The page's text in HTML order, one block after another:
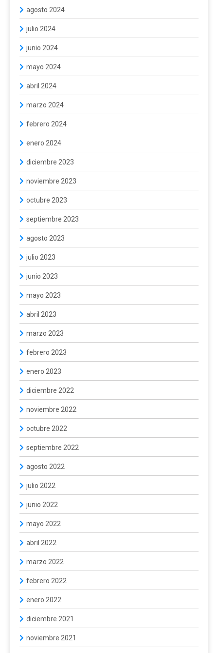
agosto 2024
julio 2024
junio 2024
mayo 2024
abril 2024
marzo 2024
febrero 2024
enero 2024
diciembre 2023
noviembre 2023
octubre 2023
septiembre 2023
agosto 2023
julio 2023
junio 2023
mayo 2023
abril 2023
marzo 2023
febrero 2023
enero 2023
diciembre 2022
noviembre 2022
octubre 2022
septiembre 2022
agosto 2022
julio 2022
junio 2022
mayo 2022
abril 2022
marzo 2022
febrero 2022
enero 2022
diciembre 2021
noviembre 2021